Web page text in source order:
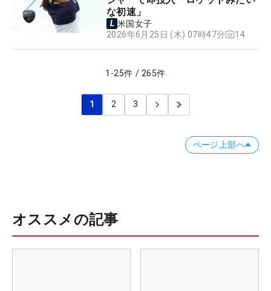
な初速」
米国女子
2026年6月25日 (木) 07時47分
14
1 -25件 / 265件
1 2 3
ページ上部へ
オススメの記事